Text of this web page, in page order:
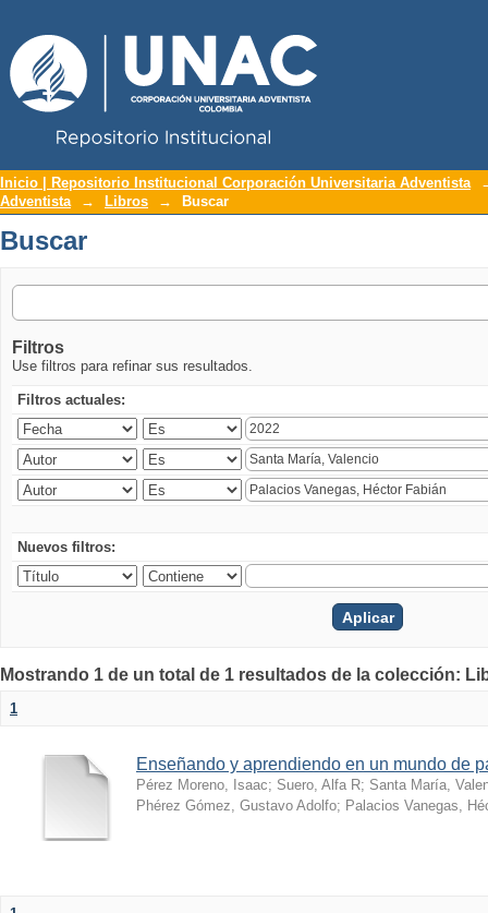
Buscar
Inicio | Repositorio Institucional Corporación Universitaria Adventista
Adventista
→ Libros → Buscar
Buscar
Filtros
Use filtros para refinar sus resultados.
Filtros actuales:
Nuevos filtros:
Mostrando 1 de un total de 1 resultados de la colección:
1
Enseñando y aprendiendo en un mundo de
Pérez Moreno, Isaac; Suero, Alfa R; Santa María,
Phérez Gómez, Gustavo Adolfo; Palacios Vanegas,